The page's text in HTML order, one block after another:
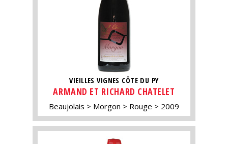
VIEILLES VIGNES CÔTE DU PY
ARMAND ET RICHARD CHATELET
Beaujolais Morgon Rouge 2009